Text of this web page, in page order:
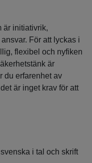
är initiativrik,
För att lyckas i
flexibel och nyfiken
är
du erfarenhet av
är inget krav för att
i tal och skrift